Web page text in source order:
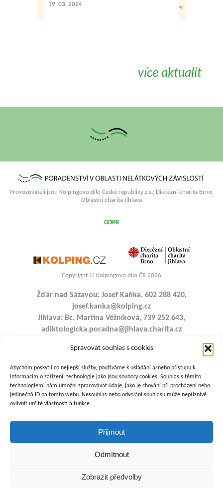
Spravovat souhlas s cookies
Abychom poskytli co nejlepší služby, používáme k ukládání a/nebo přístupu k
informacím o zařízení, technologie jako jsou soubory cookies. Souhlas s těmito
technologiemi nám umožní zpracovávat údaje, jako je chování při procházení nebo
jedinečná ID na tomto webu. Nesouhlas nebo odvolání souhlasu může nepříznivě
ovlivnit určité vlastnosti a funkce.
Přijmout
Odmítnout
Zobrazit předvolby
19. 03. 2024
více aktualit
Provozovateli jsou Kolpingovo dílo České republiky z.s.; Diecézní charita Brno,
Oblastní charita Jihlava
GDPR
Copyright © Kolpingovo dílo ČR 2026
Žďár nad Sázavou: Josef Kaňka, 602 288 420,
josef.kanka@kolping.cz
Jihlava: Bc. Martina Věžníková, 739 252 643,
adiktologicka.poradna@jihlava.charita.cz
martin.prasek@kolping.cz
Bystřice nad Pernštejnem: Josef Kaňka, 602 288 420,
josef.kanka@kolping.cz
Pelhřimov: Denisa Kůrková, DiS., 739 252 643,
adiktologicka.poradna@jihlava.charita.cz
josef.soukal@kolping.cz